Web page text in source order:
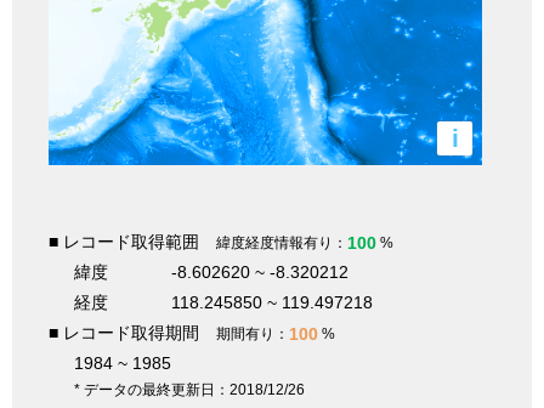
i
■ レコード取得範囲 緯度経度情報有り： 100 %
緯度
-8.602620 ~ -8.320212
経度
118.245850 ~ 119.497218
■ レコード取得期間
期間有り： 100 %
1984 ~ 1985
* データの最終更新日：2018/12/26